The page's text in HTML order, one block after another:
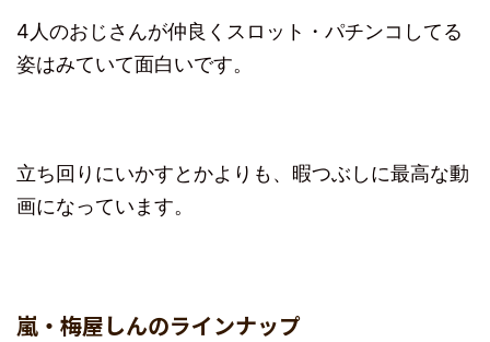
4人のおじさんが仲良くスロット・パチンコしてる
姿はみていて面白いです。
立ち回りにいかすとかよりも、暇つぶしに最高な動
画になっています。
嵐・梅屋しんのラインナップ